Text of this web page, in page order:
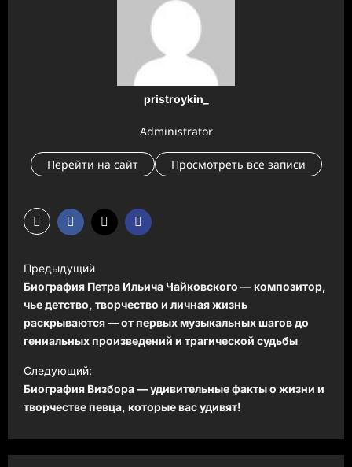
pristroykin_
Administrator
Перейти на сайт Просмотреть все записи
а
в
и
а
ц
я
Предыдущий
Биография Петра Ильича Чайковского — композитор,
чье детство, творчество и личная жизнь
раскрываются — от первых музыкальных шагов до
гениальных произведений и трагической судьбы
Следующий:
Биография Визбора — удивительные факты о жизни и
творчестве певца, которые вас удивят!